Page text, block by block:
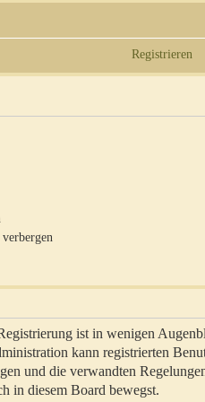
Registrieren
ist in wenigen
kann registrierten
und die verwandten
in diesem Board bewegst.